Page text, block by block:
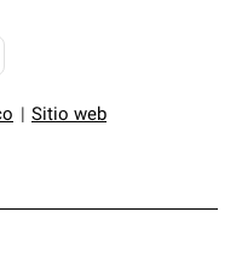
Sitio web